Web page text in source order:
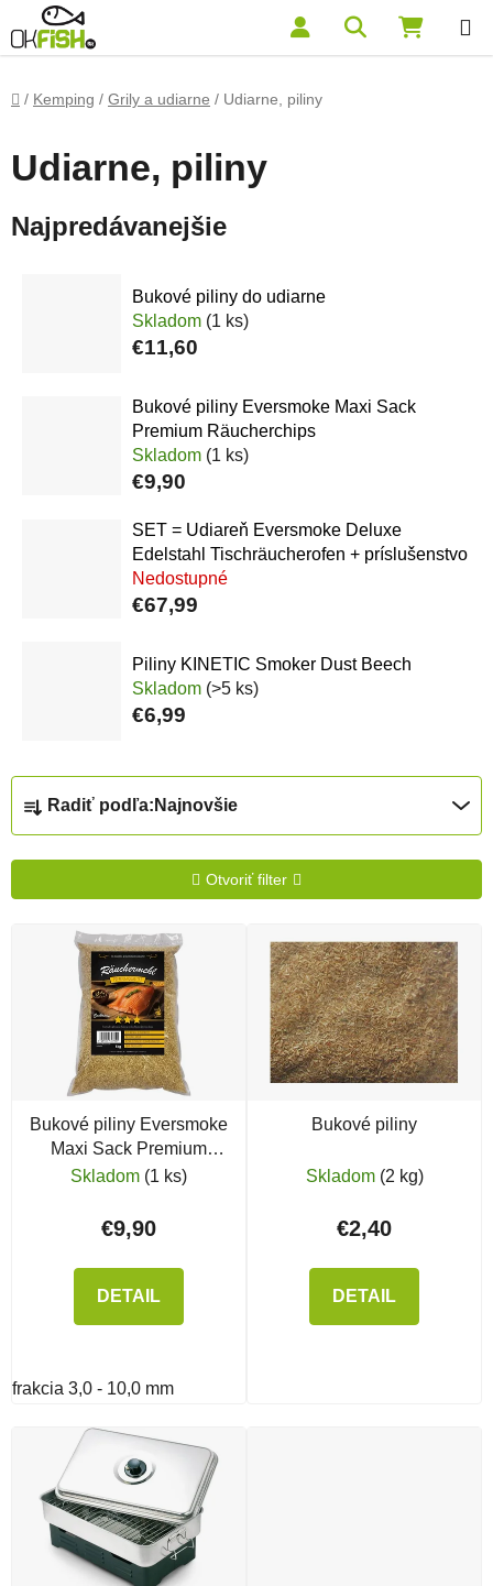
Prejsť na obsah Hľadať
Domov
/ Kemping / Grily a udiarne / Udiarne, piliny
Udiarne, piliny
Najpredávanejšie
Bukové piliny do udiarne
Skladom (1 ks)
€11,60
Bukové piliny Eversmoke Maxi Sack
Premium Räucherchips
Skladom (1 ks)
€9,90
SET = Udiareň Eversmoke Deluxe
Edelstahl Tischräucherofen + príslušenstvo
Nedostupné
€67,99
Piliny KINETIC Smoker Dust Beech
Skladom (>5 ks)
€6,99
Radenie produktov
Radiť podľa: Najnovšie
Otvoriť filter
Výpis produktov
Bukové piliny Eversmoke
Maxi Sack Premium
Räucherchips
Skladom (1 ks)
€9,90
DETAIL
frakcia 3,0 - 10,0 mm
Bukové piliny
Skladom (2 kg)
€2,40
DETAIL